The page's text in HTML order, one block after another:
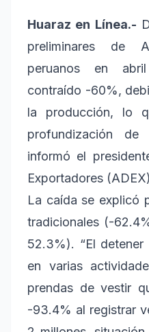
Huaraz en Línea.-
preliminares de
peruanos en
contraído -60%,
la producción, lo
profundización
informó el
Exportadores
La caída se explicó
tradicionales (-
52.3%). “El
en varias
prendas de vestir
-93.4% al registrar